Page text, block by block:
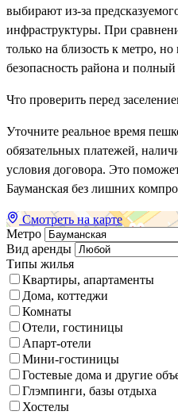
выбирают из-за
инфраструктуры. При
только на близость к метро,
безопасность района и
Что проверить перед
Уточните реальное время
обязательных платежей,
условия договора. Это
Бауманская без лишних
Смотреть на карте
Метро
Вид аренды
Типы жилья
Квартиры, апартаменты
Дома, коттеджи
Комнаты
Отели, гостиницы
Апарт-отели
Мини-гостиницы
Гостевые дома и другие
Глэмпинги, базы отдыха
Хостелы